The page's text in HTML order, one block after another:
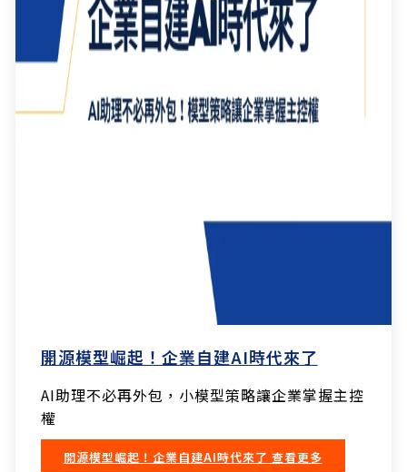
開源模型崛起！企業自建AI時代來了
AI助理不必再外包，小模型策略讓企業掌握主控
權
開源模型崛起！企業自建AI時代來了 查看更多